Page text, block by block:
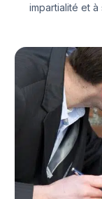
impartialité et